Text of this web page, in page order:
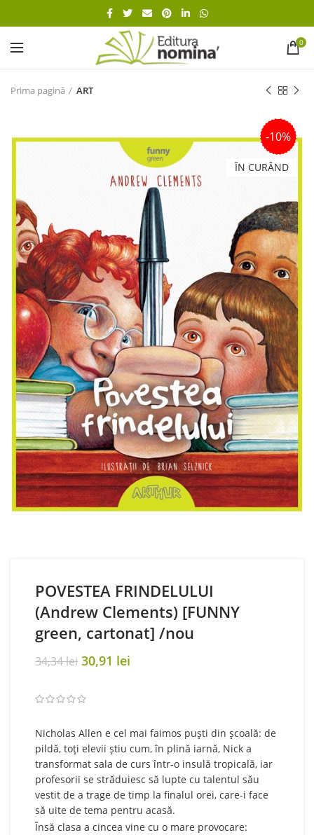
0
Prima pagină ART
-10%
ÎN CURÂND
POVESTEA FRINDELULUI
(Andrew Clements) [FUNNY
green, cartonat] /nou
34,34lei Original
34,34 lei.
30,91 lei
Nicholas Allen e cel mai faimos puşti din şcoală: de
pildă, toţi elevii ştiu cum, în plină iarnă, Nick a
transformat sala de curs într-o insulă tropicală, iar
profesorii se străduiesc să lupte cu talentul său
vestit de a trage de timp la finalul orei, care-i face
să uite de tema pentru acasă.
Însă clasa a cincea vine cu o mare provocare: